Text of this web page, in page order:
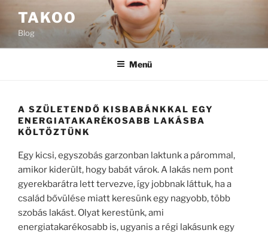
TAKOO
Blog
Menü
A SZÜLETENDŐ KISBABÁNKKAL EGY
ENERGIATAKARÉKOSABB LAKÁSBA
KÖLTÖZTÜNK
Egy kicsi, egyszobás garzonban laktunk a párommal,
amikor kiderült, hogy babát várok. A lakás nem pont
gyerekbarátra lett tervezve, így jobbnak láttuk, ha a
család bővülése miatt keresünk egy nagyobb, több
szobás lakást. Olyat kerestünk, ami
energiatakarékosabb is, ugyanis a régi lakásunk egy